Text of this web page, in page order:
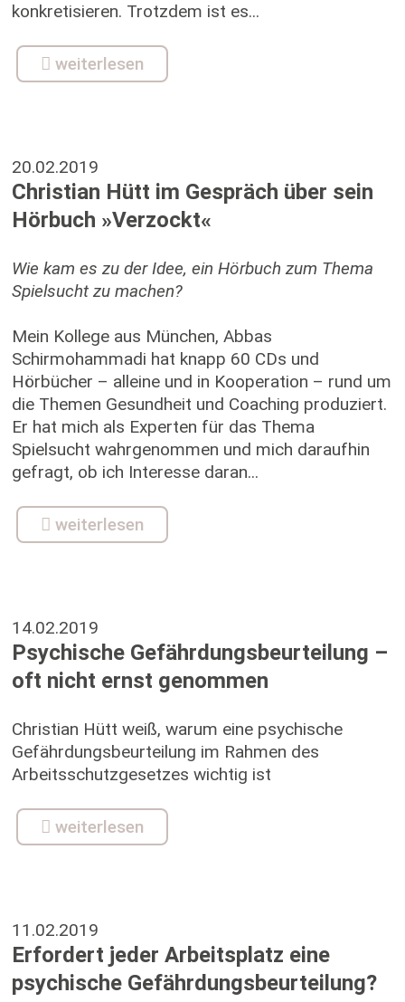
konkretisieren. Trotzdem ist es...
weiterlesen
20.02.2019
Christian Hütt im Gespräch über sein
Hörbuch »Verzockt«
Wie kam es zu der Idee, ein Hörbuch zum Thema
Spielsucht zu machen?
Mein Kollege aus München, Abbas
Schirmohammadi hat knapp 60 CDs und
Hörbücher – alleine und in Kooperation – rund um
die Themen Gesundheit und Coaching produziert.
Er hat mich als Experten für das Thema
Spielsucht wahrgenommen und mich daraufhin
gefragt, ob ich Interesse daran...
weiterlesen
14.02.2019
Psychische Gefährdungsbeurteilung –
oft nicht ernst genommen
Christian Hütt weiß, warum eine psychische
Gefährdungsbeurteilung im Rahmen des
Arbeitsschutzgesetzes wichtig ist
weiterlesen
11.02.2019
Erfordert jeder Arbeitsplatz eine
psychische Gefährdungsbeurteilung?